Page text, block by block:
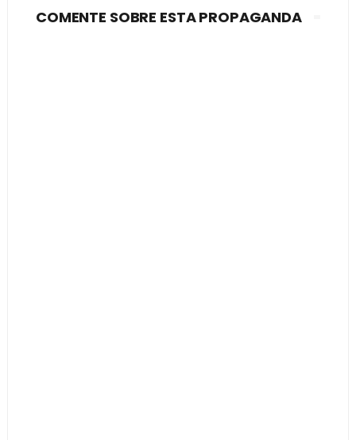
COMENTE SOBRE ESTA PROPAGANDA